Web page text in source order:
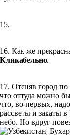
15.
16. Как же
Кликабельно.
17. Отсняв город по
что оттуда можно
что, во-первых,
рассветы и закаты
небо. Но вдруг